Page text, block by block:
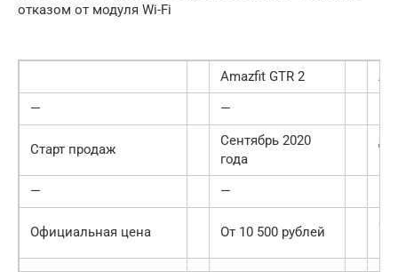
отказом от модуля Wi-Fi
Amazfit GTR 2
—
—
Старт продаж
Сентябрь 2020
года
—
—
Официальная цена От 10 500 рублей
От